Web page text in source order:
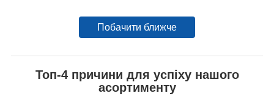
Побачити ближче
Топ-4 причини для успіху нашого
асортименту